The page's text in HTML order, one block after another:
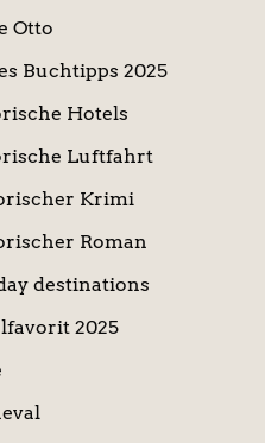
Otto
Buchtipps 2025
Hotels
Luftfahrt
Krimi
Roman
destinations
2025